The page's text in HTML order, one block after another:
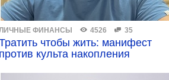
ФИНАНСЫ 4526 35
чтобы жить: манифест
против культа накопления